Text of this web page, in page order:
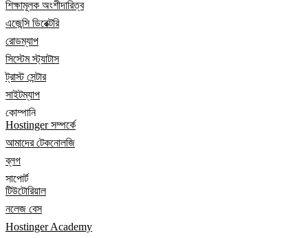
শিক্ষামূলক অংশীদারিত্ব
এজেন্সি ডিরেক্টরি
রোডম্যাপ
সিস্টেম স্ট্যাটাস
ট্রাস্ট সেন্টার
সাইটম্যাপ
কোম্পানি
Hostinger সম্পর্কে
আমাদের টেকনোলজি
ব্লগ
সাপোর্ট
টিউটোরিয়াল
নলেজ বেস
Hostinger Academy